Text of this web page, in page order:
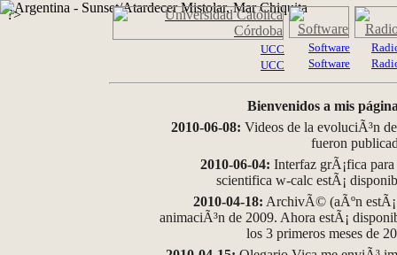
?>
UCC
UCC
Software
Software
Bienvenidos a mis
2010-06-08: Videos de la evoluciÃ³n
fueron
2010-06-04: Interfaz grÃ¡fica
scientifica w-calc estÃ¡
2010-04-18: ArchivÃ© (aÃºn
animaciÃ³n de 2009. Ahora estÃ¡
los 3 primeros meses de